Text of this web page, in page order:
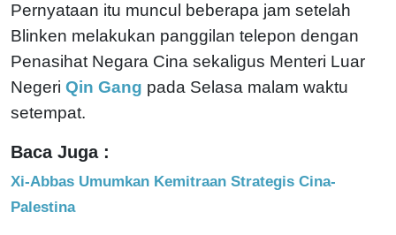
Pernyataan itu muncul beberapa jam setelah
Blinken melakukan panggilan telepon dengan
Penasihat Negara Cina sekaligus Menteri Luar
Negeri Qin Gang pada Selasa malam waktu
setempat.
Baca Juga :
Xi-Abbas Umumkan Kemitraan Strategis Cina-
Palestina